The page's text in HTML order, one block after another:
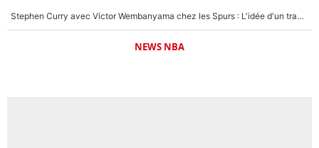
Stephen Curry avec Victor Wembanyama chez les Spurs : L'idée d'un trade historique est lancée en NBA !
NEWS NBA